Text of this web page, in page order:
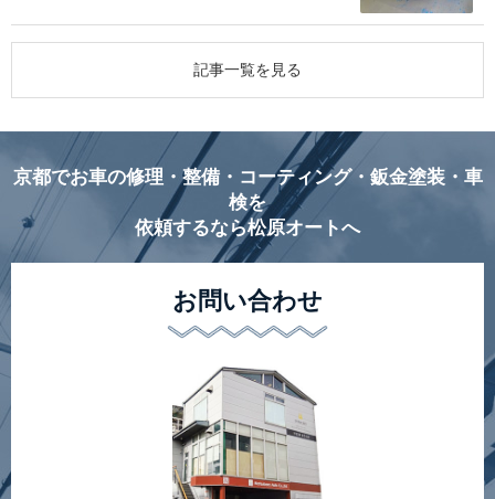
記事一覧を見る
京都でお車の修理・整備・コーティング・鈑金塗装・車
検を
依頼するなら松原オートへ
お問い合わせ